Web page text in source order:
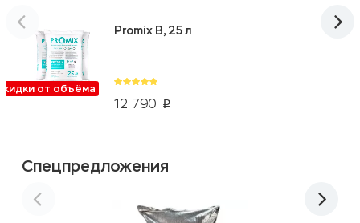
от объёма
12 790 p
Promix B, 25 л
Спецпредложения